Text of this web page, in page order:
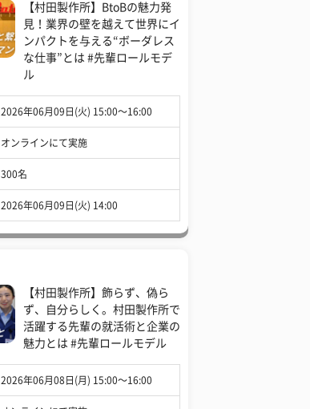
【村田製作所】BtoBの魅力発
見！業界の壁を越えて世界にイ
ンパクトを与える“ボーダレス
な仕事”とは #先輩ロールモデ
ル
2026年06月09日(火) 15:00〜16:00
オンラインにて実施
300名
2026年06月09日(火) 14:00
【村田製作所】飾らず、偽ら
ず、自分らしく。村田製作所で
活躍する先輩の就活術と企業の
魅力とは #先輩ロールモデル
2026年06月08日(月) 15:00〜16:00